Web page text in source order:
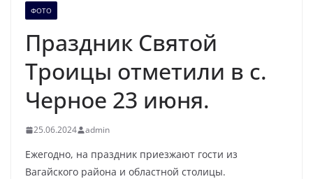
ФОТО
Праздник Святой
Троицы отметили в с.
Черное 23 июня.
25.06.2024 admin
Ежегодно, на праздник приезжают гости из
Вагайского района и областной столицы.